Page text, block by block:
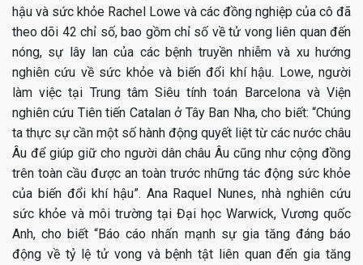
hậu và sức khỏe Rachel Lowe và các đồng nghiệp của cô đã
theo dõi 42 chỉ số, bao gồm chỉ số về tử vong liên quan đến
nóng, sự lây lan của các bệnh truyền nhiễm và xu hướng
nghiên cứu về sức khỏe và biến đổi khí hậu. Lowe, người
làm việc tại Trung tâm Siêu tính toán Barcelona và Viện
nghiên cứu Tiên tiến Catalan ở Tây Ban Nha, cho biết: “Chúng
ta thực sự cần một số hành động quyết liệt từ các nước châu
Âu để giúp giữ cho người dân châu Âu cũng như cộng đồng
trên toàn cầu được an toàn trước những tác động sức khỏe
của biến đổi khí hậu”. Ana Raquel Nunes, nhà nghiên cứu
sức khỏe và môi trường tại Đại học Warwick, Vương quốc
Anh, cho biết “Báo cáo nhấn mạnh sự gia tăng đáng báo
động về tỷ lệ tử vong và bệnh tật liên quan đến gia tăng